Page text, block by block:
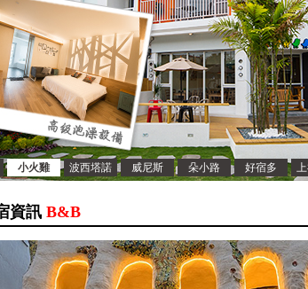
小火雞 波西塔諾 威尼斯 朵小路 好宿多
資訊 B&B